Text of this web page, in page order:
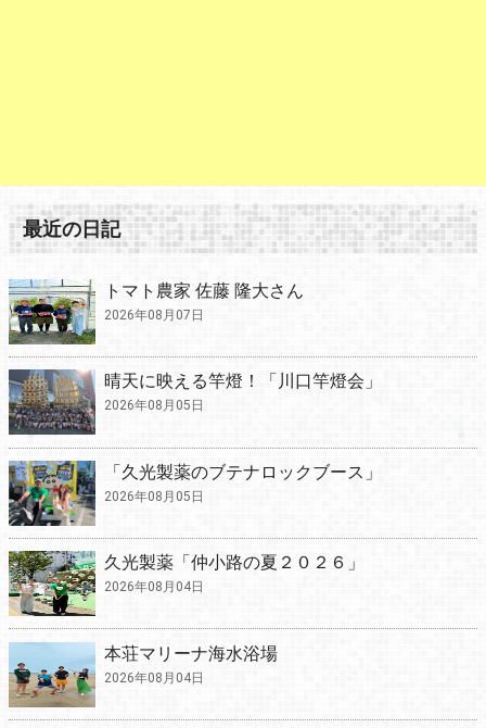
最近の日記
トマト農家 佐藤 隆大さん
2026年08月07日
晴天に映える竿燈！「川口竿燈会」
2026年08月05日
「久光製薬のブテナロックブース」
2026年08月05日
久光製薬「仲小路の夏２０２６」
2026年08月04日
本荘マリーナ海水浴場
2026年08月04日